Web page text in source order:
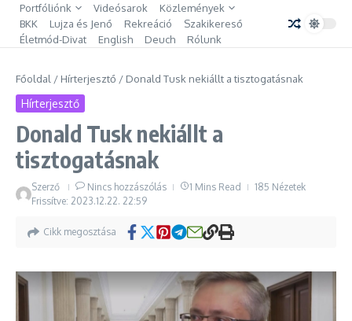
Ugrás a tartalomhoz
Portfóliónk Videósarok
Közlemények
BKK
Lujza és Jenő Rekreáció
Szakikereső
Életmód-Divat
English Deuch Rólunk
Főoldal / Hírterjesztő / Donald Tusk nekiállt a tisztogatásnak
Hírterjesztő
Donald Tusk nekiállt a
tisztogatásnak
Szerző Nincs hozzászólás 1 Mins Read
185 Nézetek
Frissítve: 2023.12.22. 22:59
Cikk megosztása